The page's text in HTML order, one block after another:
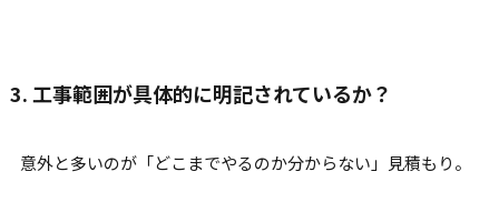
3. 工事範囲が具体的に明記されているか？
意外と多いのが「どこまでやるのか分からない」見積もり。